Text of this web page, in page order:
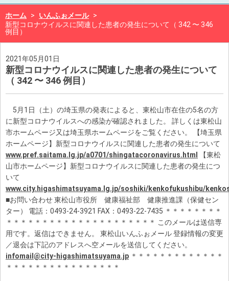
ホーム > いんふぉメール >
新型コロナウイルスに関連した患者の発生について（ 342 〜 346
例目）
2021年05月01日
新型コロナウイルスに関連した患者の発生について
（ 342 〜 346 例目）
5月1日（土）の埼玉県の発表によると、東松山市在住の5名の方
に新型コロナウイルスへの感染が確認されました。 詳しくは東松山
市ホームページ又は埼玉県ホームページをご覧ください。 【埼玉県
ホームページ】新型コロナウイルスに関連した患者の発生について
www.pref.saitama.lg.jp/a0701/shingatacoronavirus.html
【東松
山市ホームページ】新型コロナウイルスに関連した患者の発生につ
いて
www.city.higashimatsuyama.lg.jp/soshiki/kenkofukushibu/
■お問い合わせ 東松山市役所 健康福祉部 健康推進課（保健セン
ター） 電話：0493-24-3921 FAX：0493-22-7435 ＊＊＊＊＊＊＊＊
＊＊＊＊＊＊＊＊＊＊＊＊＊＊＊＊＊＊＊＊＊ このメールは送信専
用です。返信はできません。 東松山いんふぉメール 登録情報の変更
／退会は下記のアドレスへ空メールを送信してください。
infomail@city-higashimatsuyama.jp ＊＊＊＊＊＊＊＊＊＊＊＊＊
＊＊＊＊＊＊＊＊＊＊＊＊＊＊＊＊